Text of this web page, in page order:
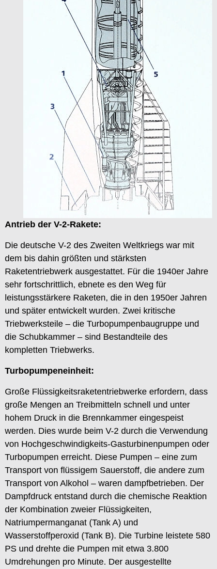
Antrieb der V-2-Rakete:
Die deutsche V-2 des Zweiten Weltkriegs war mit
dem bis dahin größten und stärksten
Raketentriebwerk ausgestattet. Für die 1940er Jahre
sehr fortschrittlich, ebnete es den Weg für
leistungsstärkere Raketen, die in den 1950er Jahren
und später entwickelt wurden. Zwei kritische
Triebwerksteile – die Turbopumpenbaugruppe und
die Schubkammer – sind Bestandteile des
kompletten Triebwerks.
Turbopumpeneinheit:
Große Flüssigkeitsraketentriebwerke erfordern, dass
große Mengen an Treibmitteln schnell und unter
hohem Druck in die Brennkammer eingespeist
werden. Dies wurde beim V-2 durch die Verwendung
von Hochgeschwindigkeits-Gasturbinenpumpen oder
Turbopumpen erreicht. Diese Pumpen – eine zum
Transport von flüssigem Sauerstoff, die andere zum
Transport von Alkohol – waren dampfbetrieben. Der
Dampfdruck entstand durch die chemische Reaktion
der Kombination zweier Flüssigkeiten,
Natriumpermanganat (Tank A) und
Wasserstoffperoxid (Tank B). Die Turbine leistete 580
PS und drehte die Pumpen mit etwa 3.800
Umdrehungen pro Minute. Der ausgestellte